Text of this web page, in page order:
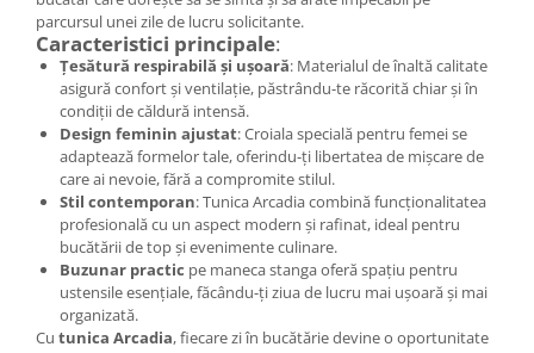
parcursul unei zile de lucru solicitante.
Caracteristici principale:
Țesătură respirabilă și ușoară: Materialul de înaltă calitate
asigură confort și ventilație, păstrându-te răcorită chiar și în
condiții de căldură intensă.
Design feminin ajustat: Croiala specială pentru femei se
adaptează formelor tale, oferindu-ți libertatea de mișcare de
care ai nevoie, fără a compromite stilul.
Stil contemporan: Tunica Arcadia combină funcționalitatea
profesională cu un aspect modern și rafinat, ideal pentru
bucătării de top și evenimente culinare.
Buzunar practic pe maneca stangaoferă spațiu pentru
ustensile esențiale, făcându-ți ziua de lucru mai ușoară și mai
organizată.
Cu tunica Arcadia, fiecare zi în bucătărie devine o oportunitate